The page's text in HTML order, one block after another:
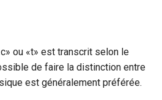
ou «t» est transcrit selon le
de faire la distinction entre
est généralement préférée.